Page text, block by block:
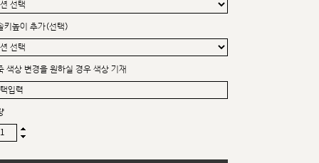
키높이 추가(선택)
색상 변경을 원하실 경우 색상 기재